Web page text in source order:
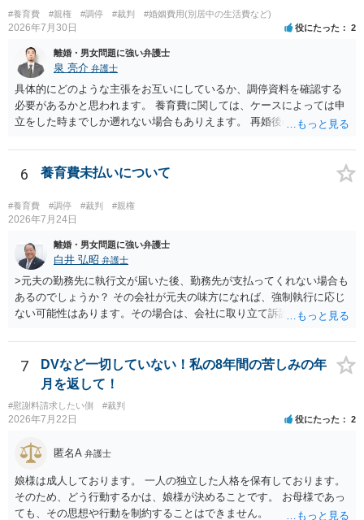
#養育費 #親権 #調停 #裁判 #婚姻費用(別居中の生活費など)
2026年7月30日 役にたった 2
離婚・男女問題に強い弁護士
泉 亮介 弁護士
具体的にどのような主張をお互いにしているか、調停資料を確認する
必要があるかと思われます。 養育費に関しては、ケースによっては申
立をした時までしか遡れない場合もありえます。 再婚後の相手方の行
養育費に関するやりとり等があればそちらについても確認する必要が
あるでしょう。 公開相談の場での回答よりも個別に弁護士にご相談さ
6 養育費未払いについて
#養育費 #調停 #裁判 #親権
2026年7月24日
離婚・男女問題に強い弁護士
白井 弘昭 弁護士
>元夫の勤務先に執行文が届いた後、勤務先が支払ってくれない場合も
あるのでしょうか？ その会社が元夫の味方になれば、強制執行に応じ
ない可能性はあります。その場合は、会社に取り立て訴訟を行うこと
押さえ、元夫名義の車の差し押さえ競売などを検討します。 ＞何もで
きなかった場合は、公正証書の原本は戻ってくるのでしょうか？ 取れ
ても取れなくても、執行裁判所に原本の還付請求を行えば還付されま
す。 ＞他の弁護士さんに再度依頼できるのでしょうか？ できます。た
だ、取れなかった場合に取り立て訴訟等を起こしてもらえば、他の弁
護士に頼む必要は無いでしょう。 以上、ご参考まで。
7
DVなど一切していない！私の8年間の苦しみの年
月を返して！
#慰謝料請求したい側 #裁判
2026年7月22日 役にたった 2
匿名A 弁護士
娘様は成人しております。 一人の独立した人格を保有しております。
そのため、どう行動するかは、娘様が決めることです。 お母様であっ
ても、その思想や行動を制約することはできません。